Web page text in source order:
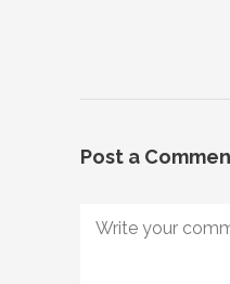
Post a